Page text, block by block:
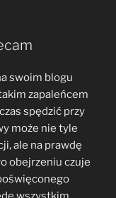
swoim blogu
zapaleńcem
spędzić przy
może nie tyle
ale na prawdę
obejrzeniu czuje